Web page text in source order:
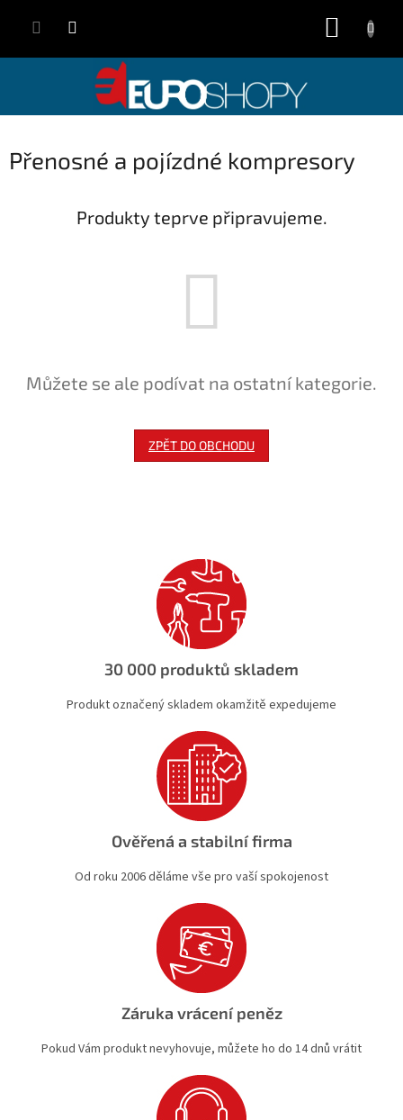
Přenosné a pojízdné kompresory
Produkty teprve připravujeme.
Můžete se ale podívat na ostatní kategorie.
ZPĚT DO OBCHODU
30 000 produktů skladem
Produkt označený skladem okamžitě expedujeme
Ověřená a stabilní firma
Od roku 2006 děláme vše pro vaší spokojenost
Záruka vrácení peněz
Pokud Vám produkt nevyhovuje, můžete ho do 14 dnů vrátit